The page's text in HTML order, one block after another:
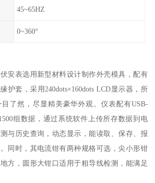
45~65HZ
0~360°
安表选用新型材料设计制作外壳模具，配有
护套，采用240dots×160dots LCD显示器，所
了然，尽显精美豪华外观。仪表配有USB-
组数据，通过系统软件上传所存数据到电
与历史查询，动态显示，能读取、保存、报
同时，其电流钳有两种规格可选，尖小形钳
方，圆形大钳口适用于粗导线检测，能满足